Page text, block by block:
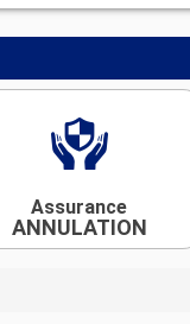
Assurance
ANNULATION